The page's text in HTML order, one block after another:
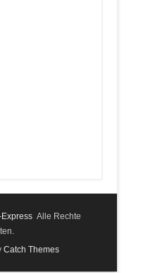
Express Alle Rechte
Catch Themes